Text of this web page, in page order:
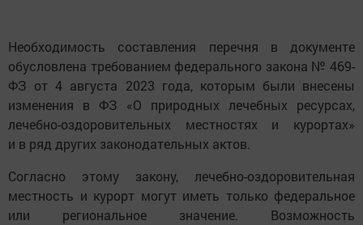
Необходимость составления перечня в документе
обусловлена требованием федерального закона № 469-
ФЗ от 4 августа 2023 года, которым были внесены
изменения в ФЗ «О природных лечебных ресурсах,
лечебно-оздоровительных местностях и курортах»
и в ряд других законодательных актов.
Согласно этому закону, лечебно-оздоровительная
местность и курорт могут иметь только федеральное
или региональное значение. Возможность